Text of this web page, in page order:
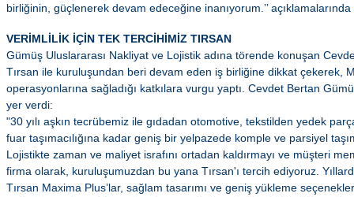
birliğinin, güçlenerek devam edeceğine inanıyorum.’’
VERİMLİLİK İÇİN TEK TERCİHİMİZ TIRSAN
Gümüş Uluslararası Nakliyat ve Lojistik adına törende konuşan
Tırsan ile kuruluşundan beri devam eden iş birliğine dikkat çekerek,
operasyonlarına sağladığı katkılara vurgu yaptı. Cevdet Bertan
yer verdi:
"30 yılı aşkın tecrübemiz ile gıdadan otomotive, tekstilden yedek
fuar taşımacılığına kadar geniş bir yelpazede komple ve parsiyel
Lojistikte zaman ve maliyet israfını ortadan kaldırmayı ve müşteri
firma olarak, kuruluşumuzdan bu yana Tırsan'ı tercih ediyoruz.
Tırsan Maxima Plus’lar, sağlam tasarımı ve geniş yükleme